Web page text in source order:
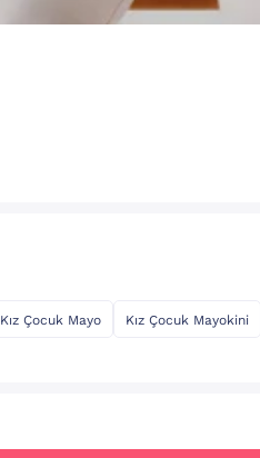
Kız Çocuk Mayo Kız Çocuk Mayokini